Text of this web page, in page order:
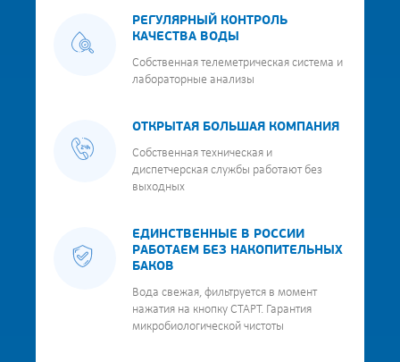
РЕГУЛЯРНЫЙ КОНТРОЛЬ
КАЧЕСТВА ВОДЫ
Собственная телеметрическая система и
лабораторные анализы
ОТКРЫТАЯ БОЛЬШАЯ КОМПАНИЯ
Собственная техническая и
диспетчерская службы работают без
выходных
ЕДИНСТВЕННЫЕ В РОССИИ
РАБОТАЕМ БЕЗ НАКОПИТЕЛЬНЫХ
БАКОВ
Вода свежая, фильтруется в момент
нажатия на кнопку СТАРТ. Гарантия
микробиологической чистоты